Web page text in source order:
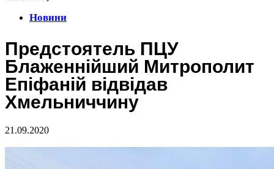
Новини
Предстоятель ПЦУ
Блаженнійший Митрополит
Епіфаній відвідав
Хмельниччину
21.09.2020